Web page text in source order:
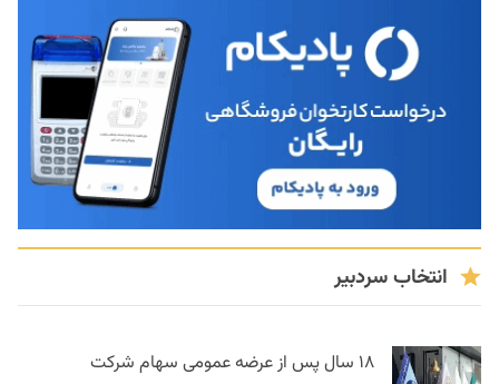
انتخاب سردبیر
۱۸ سال پس از عرضه عمومی سهام شرکت